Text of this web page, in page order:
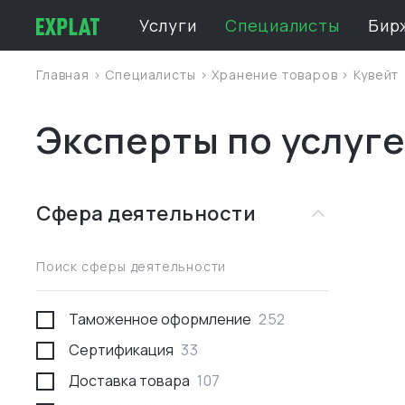
Услуги Специалисты
Главная > Специалисты >Хранение товаров > Кувейт
Эксперты по
Сфера деятельности
Поиск сферы деятельности
Таможенное оформление 252
Сертификация 33
Доставка товара 107